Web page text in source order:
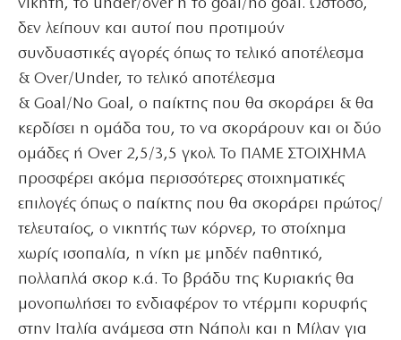
νικητή, το under/over ή το goal/no goal. Ωστόσο,
δεν λείπουν και αυτοί που προτιμούν
συνδυαστικές αγορές όπως το τελικό αποτέλεσμα
& Over/Under, το τελικό αποτέλεσμα
& Goal/No Goal, ο παίκτης που θα σκοράρει & θα
κερδίσει η ομάδα του, το να σκοράρουν και οι δύο
ομάδες ή Over 2,5/3,5 γκολ. Το ΠΑΜΕ ΣΤΟΙΧΗΜΑ
προσφέρει ακόμα περισσότερες στοιχηματικές
επιλογές όπως ο παίκτης που θα σκοράρει πρώτος/
τελευταίος, ο νικητής των κόρνερ, το στοίχημα
χωρίς ισοπαλία, η νίκη με μηδέν παθητικό,
πολλαπλά σκορ κ.ά. Το βράδυ της Κυριακής θα
μονοπωλήσει το ενδιαφέρον το ντέρμπι κορυφής
στην Ιταλία ανάμεσα στη Νάπολι και η Μίλαν για